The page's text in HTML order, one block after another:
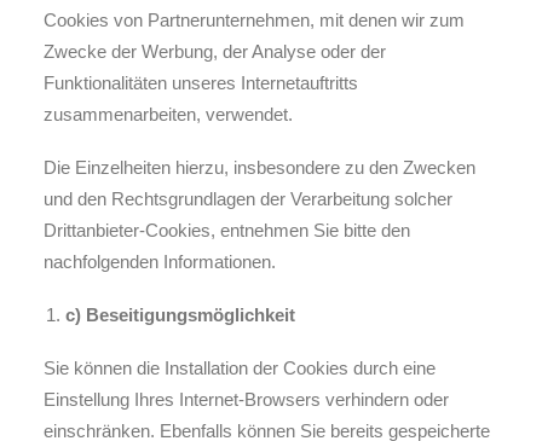
Cookies von Partnerunternehmen, mit denen wir zum
Zwecke der Werbung, der Analyse oder der
Funktionalitäten unseres Internetauftritts
zusammenarbeiten, verwendet.
Die Einzelheiten hierzu, insbesondere zu den Zwecken
und den Rechtsgrundlagen der Verarbeitung solcher
Drittanbieter-Cookies, entnehmen Sie bitte den
nachfolgenden Informationen.
c) Beseitigungsmöglichkeit
Sie können die Installation der Cookies durch eine
Einstellung Ihres Internet-Browsers verhindern oder
einschränken. Ebenfalls können Sie bereits gespeicherte